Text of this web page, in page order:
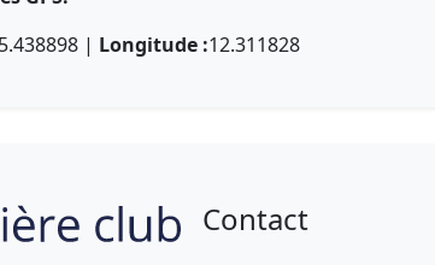
| Longitude :12.311828
Contact